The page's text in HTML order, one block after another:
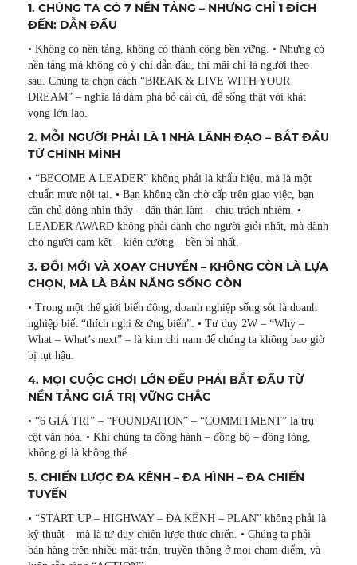
1. CHÚNG TA CÓ 7 NỀN TẢNG – NHƯNG CHỈ 1 ĐÍCH
ĐẾN: DẪN ĐẦU
• Không có nền tảng, không có thành công bền vững. • Nhưng có
nền tảng mà không có ý chí dẫn đầu, thì mãi chỉ là người theo
sau. Chúng ta chọn cách “BREAK & LIVE WITH YOUR
DREAM” – nghĩa là dám phá bỏ cái cũ, để sống thật với khát
vọng lớn lao.
2. MỖI NGƯỜI PHẢI LÀ 1 NHÀ LÃNH ĐẠO – BẮT ĐẦU
TỪ CHÍNH MÌNH
• “BECOME A LEADER” không phải là khẩu hiệu, mà là một
chuẩn mực nội tại. • Bạn không cần chờ cấp trên giao việc, bạn
cần chủ động nhìn thấy – dấn thân làm – chịu trách nhiệm. •
LEADER AWARD không phải dành cho người giỏi nhất, mà dành
cho người cam kết – kiên cường – bền bỉ nhất.
3. ĐỔI MỚI VÀ XOAY CHUYỂN – KHÔNG CÒN LÀ LỰA
CHỌN, MÀ LÀ BẢN NĂNG SỐNG CÒN
• Trong một thế giới biến động, doanh nghiệp sống sót là doanh
nghiệp biết “thích nghi & ứng biến”. • Tư duy 2W – “Why –
What – What’s next” – là kim chỉ nam để chúng ta không bao giờ
bị tụt hậu.
4. MỌI CUỘC CHƠI LỚN ĐỀU PHẢI BẮT ĐẦU TỪ
NỀN TẢNG GIÁ TRỊ VỮNG CHẮC
• “6 GIÁ TRỊ” – “FOUNDATION” – “COMMITMENT” là trụ
cột văn hóa. • Khi chúng ta đồng hành – đồng bộ – đồng lòng,
không gì là không thể.
5. CHIẾN LƯỢC ĐA KÊNH – ĐA HÌNH – ĐA CHIẾN
TUYẾN
• “START UP – HIGHWAY – ĐA KÊNH – PLAN” không phải là
kỹ thuật – mà là tư duy chiến lược thực chiến. • Chúng ta phải
bán hàng trên nhiều mặt trận, truyền thông ở mọi chạm điểm, và